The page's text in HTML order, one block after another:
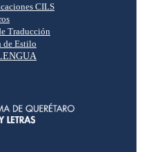
CILS
Traducción
de Estilo